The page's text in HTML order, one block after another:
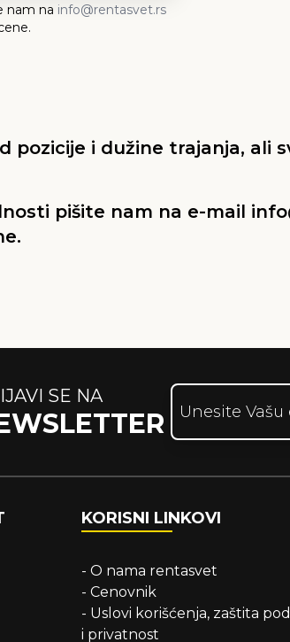
nam na info@rentasvet.rs
pozicije i dužine trajanja, ali
pišite nam na e-mail
SE NA
KORISNI LINKOVI
- O nama rentasvet
- Cenovnik
- Uslovi korišćenja, zaštita
i privatnost